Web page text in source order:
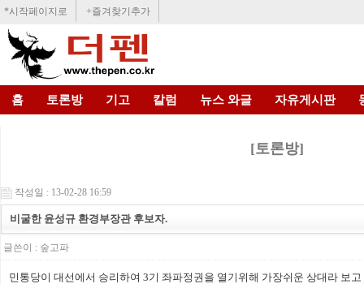
*시작페이지로 +즐겨찾기추가
홈 토론방 기고 칼럼 뉴스 와글 자유게시판
[토론방]
작성일 : 13-02-28 16:59
비굴한 윤성규 환경부장관 후보자.
글쓴이 : 숲고파
민통당이 대선에서 승리하여 3기 좌파정권을 열기위해 가장쉬운 상대라 보